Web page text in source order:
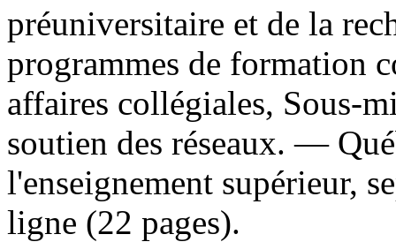
préuniversitaire et de la
programmes de formation
affaires collégiales, Sous-
soutien des réseaux. —
l'enseignement supérieur,
ligne (22 pages).